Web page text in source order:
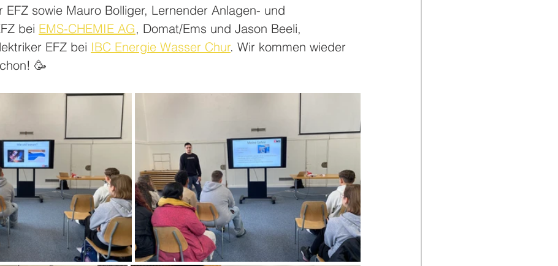
EFZ sowie Mauro Bolliger, Lernender Anlagen- und
bei EMS-CHEMIE AG, Domat/Ems und Jason Beeli,
EFZ bei IBC Energie Wasser Chur. Wir kommen wieder
🥳